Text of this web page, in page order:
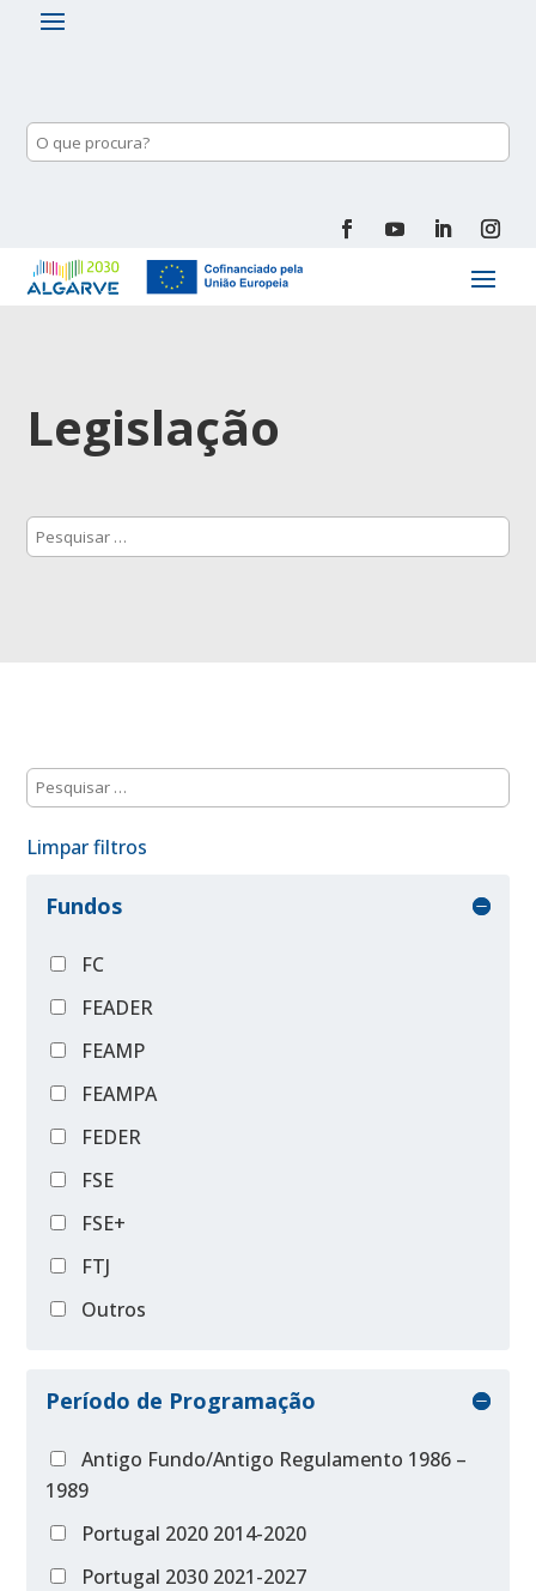
Legislação
Limpar filtros
Fundos
FC
FEADER
FEAMP
FEAMPA
FEDER
FSE
FSE+
FTJ
Outros
Período de Programação
Antigo Fundo/Antigo Regulamento 1986 –
1989
Portugal 2020 2014-2020
Portugal 2030 2021-2027